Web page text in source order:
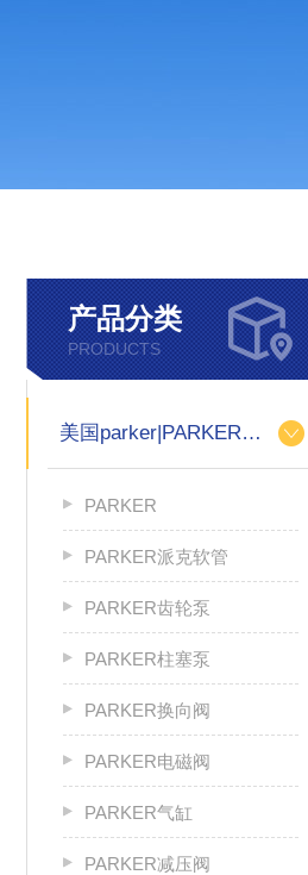
产品分类
PRODUCTS
美国parker|PARKER柱塞泵
PARKER
PARKER派克软管
PARKER齿轮泵
PARKER柱塞泵
PARKER换向阀
PARKER电磁阀
PARKER气缸
PARKER减压阀